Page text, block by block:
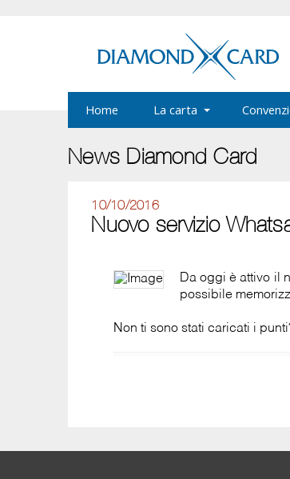
Home La carta
News Diamond Card
10/10/2016
Nuovo servizio
Da oggi è attivo il
possibile
Non ti sono stati caricati i